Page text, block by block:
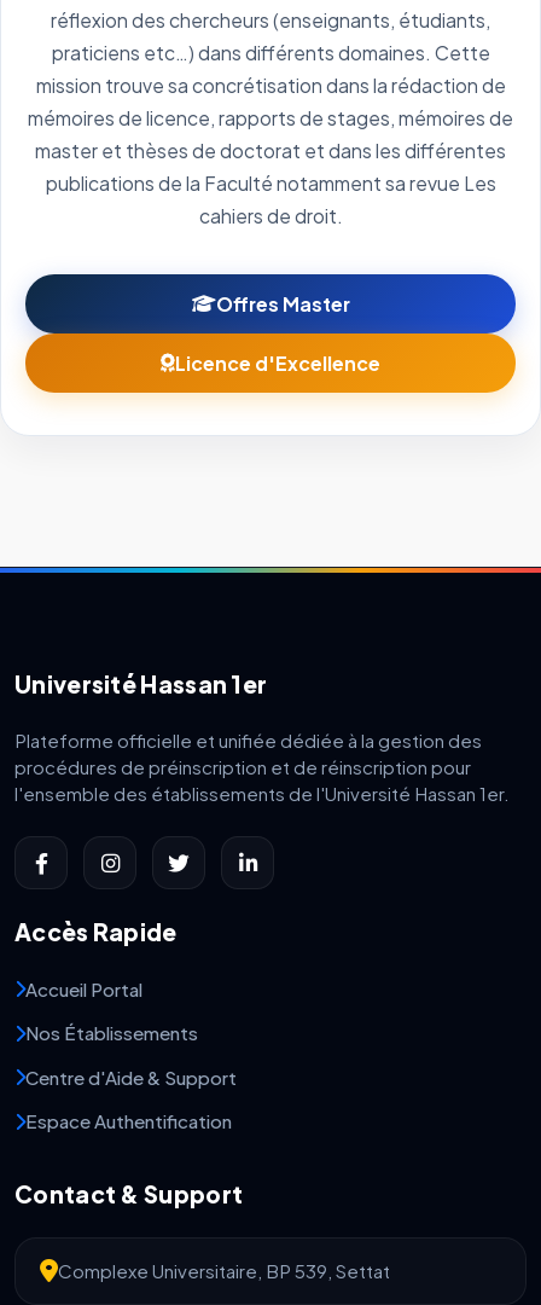
réflexion des chercheurs (enseignants, étudiants,
praticiens etc…) dans différents domaines. Cette
mission trouve sa concrétisation dans la rédaction de
mémoires de licence, rapports de stages, mémoires de
master et thèses de doctorat et dans les différentes
publications de la Faculté notamment sa revue Les
cahiers de droit.
Offres Master
Licence d'Excellence
Université Hassan 1er
Plateforme officielle et unifiée dédiée à la gestion des
procédures de préinscription et de réinscription pour
l'ensemble des établissements de l'Université Hassan 1er.
Accès Rapide
Accueil Portal
Nos Établissements
Centre d'Aide & Support
Espace Authentification
Contact & Support
Complexe Universitaire, BP 539, Settat